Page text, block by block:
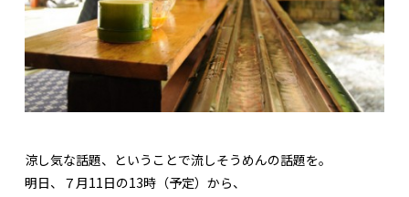
涼し気な話題、ということで流しそうめんの話題を。
明日、７月11日の13時（予定）から、